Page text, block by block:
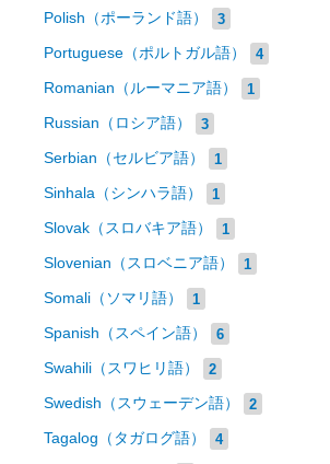
Polish（ポーランド語） 3
Portuguese（ポルトガル語） 4
Romanian（ルーマニア語） 1
Russian（ロシア語） 3
Serbian（セルビア語） 1
Sinhala（シンハラ語） 1
Slovak（スロバキア語） 1
Slovenian（スロベニア語） 1
Somali（ソマリ語） 1
Spanish（スペイン語） 6
Swahili（スワヒリ語） 2
Swedish（スウェーデン語） 2
Tagalog（タガログ語） 4